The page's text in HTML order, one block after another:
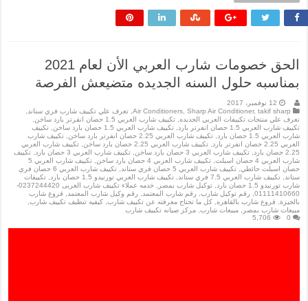
الحق خصومات شارب العربي الأن لعام 2021
بمناسبه حلول السنه الجديده متضيعش الفرصة
12 نوفمبر، 2017
Air Conditioners,Sharp Air Conditioner,takif sharp
,تعرف علي تكييف شارب فري ستاند,
تعرف علي منتجات تكييفات العربي الجديده,تكييف شارب العربي 1.5 حصان انفرتر بارد ساخن
,
تكييف شارب العربي 1.5 حصان انفرتر بارد
, تكييف شارب العربي 1.5 حصان بارد ساخن ,تكييف
شارب العربي 1.5 حصان بارد
, تكييف شارب العربي 2.25 حصان انفرتر بارد ساخن ,تكييف شارب
العربي 2.25 حصان انفرتر بارد
, تكييف شارب العربي 2.25 حصان بارد ساخن ,تكييف شارب العربي
2.25 حصان بارد
, تكييف شارب العربي 3 حصان بارد ساخن ,تكييف شارب العربي 3 حصان بارد , تكييف
شارب العربي 4 حصان اسبلت
,تكييف شارب العربي 4 حصان بارد ساخن ,
تكييف شارب العربي 5
حصان اسبلت حائطي, تكييف شارب العربي 5 حصان فري ستاند ,
تكييف شارب العربي 6 حصان فري
ستاند,تكييف شارب العربي 7.5 فري ستاند ,تكييف شارب العربي تورنيدو 1.5 حصان بارد , تكييفات
شارب تورنيدو 1.5 حصان بارد
, توكيل شارب بمصر,
خدمه عملاء تكييف شارب العربى 0237244420-
01111410660
,رقم توكيل شارب ,رقم شارب المعتمد,رقم وكيل شارب المعتمد,فروع شارب
بالجيزة,فروع شارب بالقاهره,كل ما تحتاج معرفته عن تكييف شارب ,كيفيه تنظيف تكييف شارب ,
مبيعات شارب بمصر,مبيعات شارب ,مركز صيانه تكييف شارب
0
5,706